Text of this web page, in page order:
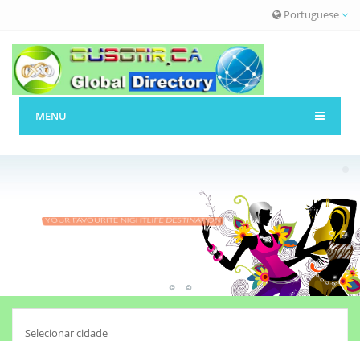
Portuguese
MENU
YOUR FAVOURITE NIGHTLIFE DESTINATION
Selecionar cidade